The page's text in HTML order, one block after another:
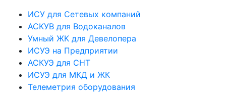
ИСУ для Сетевых компаний
АСКУВ для Водоканалов
Умный ЖК для Девелопера
ИСУЭ на Предприятии
АСКУЭ для СНТ
ИСУЭ для МКД и ЖК
Телеметрия оборудования